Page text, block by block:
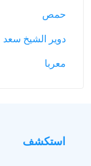
حمص
دوير الشيخ سعد
معربا
استكشف